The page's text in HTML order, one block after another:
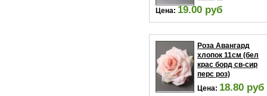
Цена: 19.00 руб
В
Роза Авангард
хлопок 11см (бел
крас борд св-сир
перс роз)
Цена: 18.80 руб